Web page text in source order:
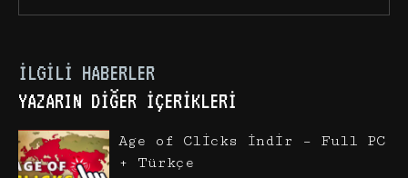
İLGILI HABERLER
YAZARIN DIĞER İÇERIKLERI
Age of Clicks İndir – Full PC
+ Türkçe